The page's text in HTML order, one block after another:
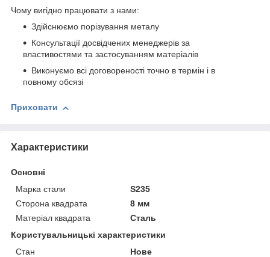
Чому вигідно працювати з нами:
Здійснюємо порізування металу
Консультації досвідчених менеджерів за
властивостями та застосуванням матеріалів
Виконуємо всі договореності точно в термін і в
повному обсязі
Приховати
Характеристики
Основні
Марка стали
S235
Сторона квадрата
8 мм
Матеріал квадрата
Сталь
Користувальницькі характеристики
Стан
Нове